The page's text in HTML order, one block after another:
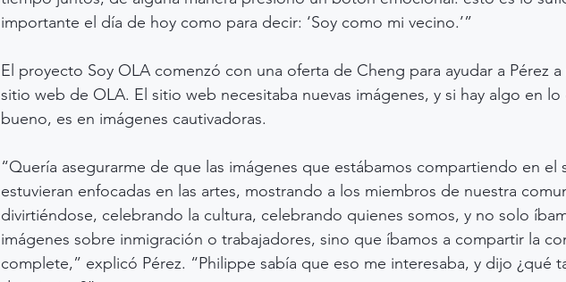
importante el día de hoy como para decir: ‘Soy como mi vecino.’”
El proyecto Soy OLA comenzó con una oferta de Cheng para ayudar a Pérez a
sitio web de OLA. El sitio web necesitaba nuevas imágenes, y si hay algo en lo
bueno, es en imágenes cautivadoras.
“Quería asegurarme de que las imágenes que estábamos compartiendo en el
estuvieran enfocadas en las artes, mostrando a los miembros de nuestra
divirtiéndose, celebrando la cultura, celebrando quienes somos, y no solo
imágenes sobre inmigración o trabajadores, sino que íbamos a compartir la
complete,” explicó Pérez. “Philippe sabía que eso me interesaba, y dijo ¿qué